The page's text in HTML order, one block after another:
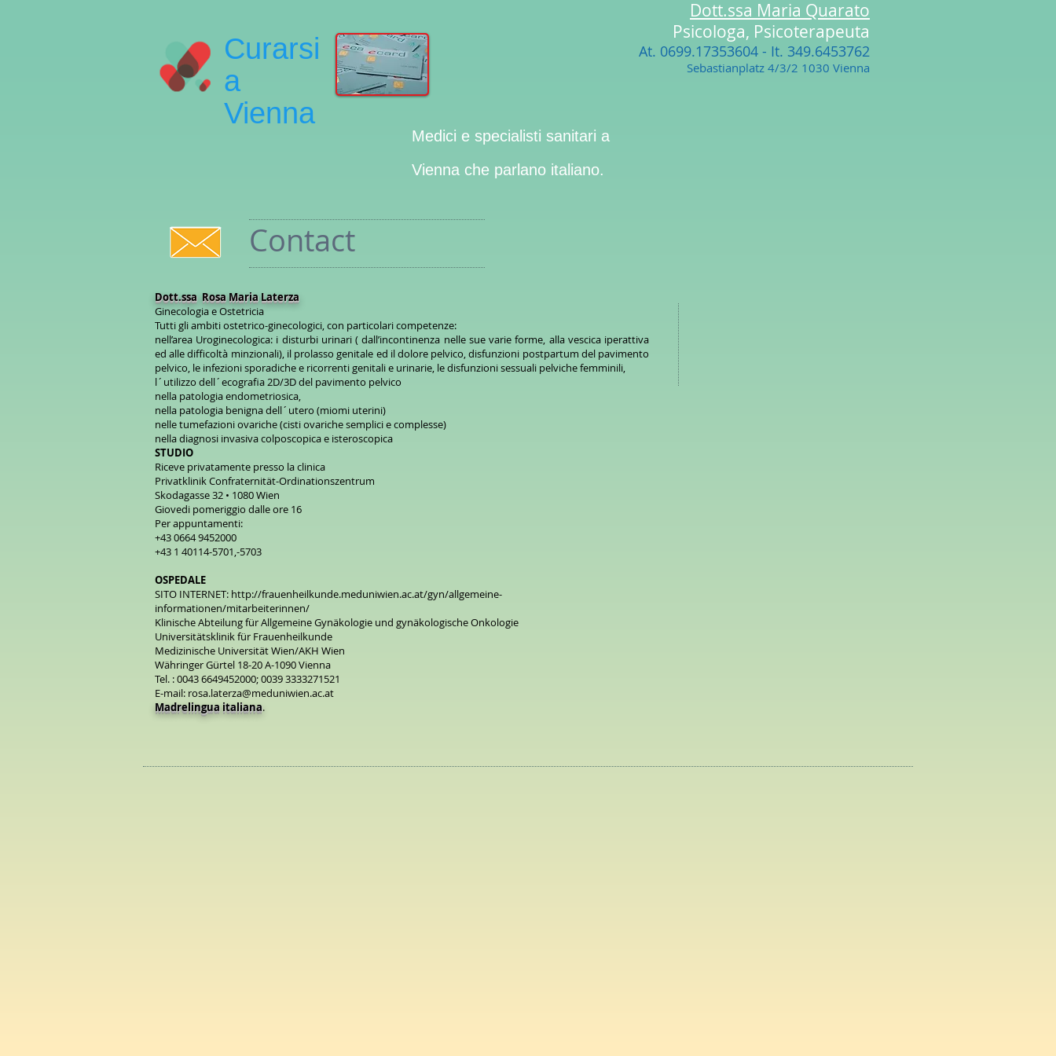
Curarsi
a
Vienna
Dott.ssa Maria Quarato
Psicologa, Psicoterapeuta
At. 0699.17353604 - It. 349.6453762
Sebastianplatz 4/3/2 1030 Vienna
Medici e specialisti sanitari a
Vienna che parlano italiano.
Contact
Dott.ssa Rosa Maria Laterza
Ginecologia e Ostetricia
Tutti gli ambiti ostetrico-ginecologici, con particolari competenze:
nell’area Uroginecologica: i disturbi urinari ( dall’incontinenza nelle sue varie forme, alla vescica iperattiva
ed alle difficoltà minzionali), il prolasso genitale ed il dolore pelvico, disfunzioni postpartum del pavimento
pelvico, le infezioni sporadiche e ricorrenti genitali e urinarie, le disfunzioni sessuali pelviche femminili,
l´utilizzo dell´ecografia 2D/3D del pavimento pelvico
nella patologia endometriosica,
nella patologia benigna dell´utero (miomi uterini)
nelle tumefazioni ovariche (cisti ovariche semplici e complesse)
nella diagnosi invasiva colposcopica e isteroscopica
STUDIO
Riceve privatamente presso la clinica
Privatklinik Confraternität-Ordinationszentrum
Skodagasse 32 • 1080 Wien
Giovedi pomeriggio dalle ore 16
Per appuntamenti:
+43 0664 9452000
+43 1 40114-5701,-5703
OSPEDALE
SITO INTERNET: http://frauenheilkunde.meduniwien.ac.at/gyn/allgemeine-
informationen/mitarbeiterinnen/
Klinische Abteilung für Allgemeine Gynäkologie und gynäkologische Onkologie
Universitätsklinik für Frauenheilkunde
Medizinische Universität Wien/AKH Wien
Währinger Gürtel 18-20 A-1090 Vienna
Tel. : 0043 6649452000; 0039 3333271521
E-mail: rosa.laterza@meduniwien.ac.at
​Madrelingua italiana.